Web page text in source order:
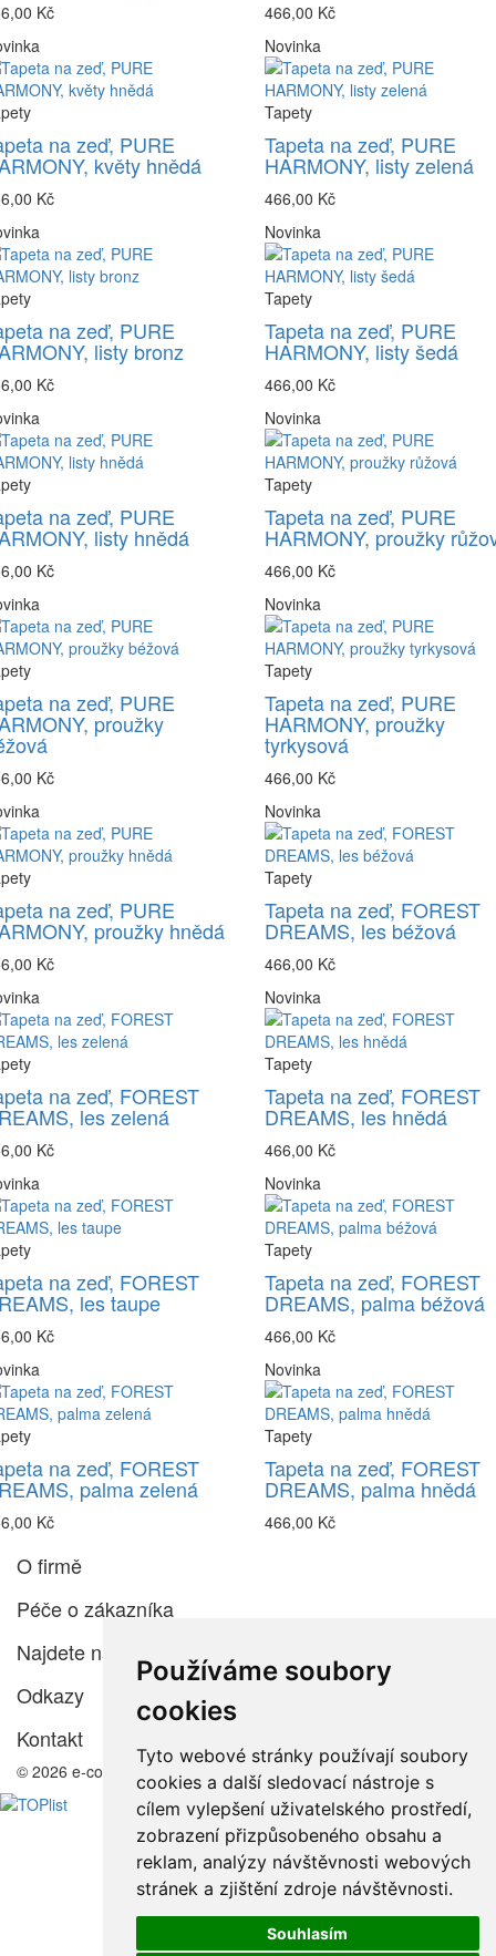
Používáme soubory
cookies
Tyto webové stránky používají soubory
cookies a další sledovací nástroje s
cílem vylepšení uživatelského prostředí,
zobrazení přizpůsobeného obsahu a
reklam, analýzy návštěvnosti webových
stránek a zjištění zdroje návštěvnosti.
Souhlasím
Kč
466,00 Kč
na zeď, PURE
květy hnědá
Kč
Novinka
Tapety
Tapeta na zeď, PURE
HARMONY, listy zelená
466,00 Kč
na zeď, PURE
listy bronz
Kč
Novinka
Tapety
Tapeta na zeď, PURE
HARMONY, listy šedá
466,00 Kč
na zeď, PURE
listy hnědá
Kč
Novinka
Tapety
Tapeta na zeď, PURE
HARMONY, proužky
466,00 Kč
na zeď, PURE
proužky
Kč
Novinka
Tapety
Tapeta na zeď, PURE
HARMONY, proužky
tyrkysová
466,00 Kč
na zeď, PURE
proužky hnědá
Kč
Novinka
Tapety
Tapeta na zeď, FOREST
DREAMS, les béžová
466,00 Kč
na zeď, FOREST
les zelená
Kč
Novinka
Tapety
Tapeta na zeď, FOREST
DREAMS, les hnědá
466,00 Kč
na zeď, FOREST
les taupe
Kč
Novinka
Tapety
Tapeta na zeď, FOREST
DREAMS, palma béžová
466,00 Kč
na zeď, FOREST
palma zelená
Kč
Novinka
Tapety
Tapeta na zeď, FOREST
DREAMS, palma hnědá
466,00 Kč
O firmě
Péče o zákazníka
Najdete nás
Odkazy
Kontakt
© 2026 e-color.cz